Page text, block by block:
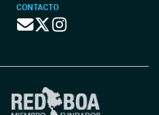
CONTACTO